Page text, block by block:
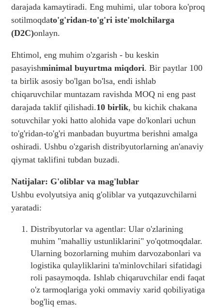
darajada kamaytiradi. Eng muhimi, ular tobora ko'proq
sotilmoqdato'g'ridan-to'g'ri iste'molchilarga
(D2C)onlayn.
Ehtimol, eng muhim o'zgarish - bu keskin
pasayishminimal buyurtma miqdori. Bir paytlar 100
ta birlik asosiy bo'lgan bo'lsa, endi ishlab
chiqaruvchilar muntazam ravishda MOQ ni eng past
darajada taklif qilishadi.10 birlik, bu kichik chakana
sotuvchilar yoki hatto alohida vape do'konlari uchun
to'g'ridan-to'g'ri manbadan buyurtma berishni amalga
oshiradi. Ushbu o'zgarish distribyutorlarning an'anaviy
qiymat taklifini tubdan buzadi.
Natijalar: G'oliblar va mag'lublar
Ushbu evolyutsiya aniq g'oliblar va yutqazuvchilarni
yaratadi:
Distribyutorlar va agentlar: Ular o'zlarining
muhim "mahalliy ustunliklarini" yo'qotmoqdalar.
Ularning bozorlarning muhim darvozabonlari va
logistika qulayliklarini ta'minlovchilari sifatidagi
roli pasaymoqda. Ishlab chiqaruvchilar endi faqat
o'z tarmoqlariga yoki ommaviy xarid qobiliyatiga
bog'liq emas.